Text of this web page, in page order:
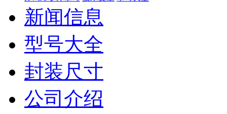
新闻信息
型号大全
封装尺寸
公司介绍